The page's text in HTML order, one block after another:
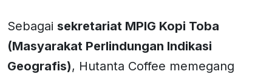
Sebagai sekretariat MPIG Kopi Toba
(Masyarakat Perlindungan Indikasi
Geografis), Hutanta Coffee memegang